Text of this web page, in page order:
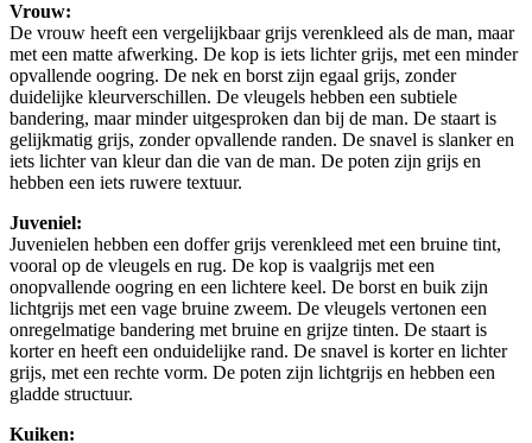
Vrouw:
De vrouw heeft een vergelijkbaar grijs verenkleed als de man, maar
met een matte afwerking. De kop is iets lichter grijs, met een minder
opvallende oogring. De nek en borst zijn egaal grijs, zonder
duidelijke kleurverschillen. De vleugels hebben een subtiele
bandering, maar minder uitgesproken dan bij de man. De staart is
gelijkmatig grijs, zonder opvallende randen. De snavel is slanker en
iets lichter van kleur dan die van de man. De poten zijn grijs en
hebben een iets ruwere textuur.
Juveniel:
Juvenielen hebben een doffer grijs verenkleed met een bruine tint,
vooral op de vleugels en rug. De kop is vaalgrijs met een
onopvallende oogring en een lichtere keel. De borst en buik zijn
lichtgrijs met een vage bruine zweem. De vleugels vertonen een
onregelmatige bandering met bruine en grijze tinten. De staart is
korter en heeft een onduidelijke rand. De snavel is korter en lichter
grijs, met een rechte vorm. De poten zijn lichtgrijs en hebben een
gladde structuur.
Kuiken: